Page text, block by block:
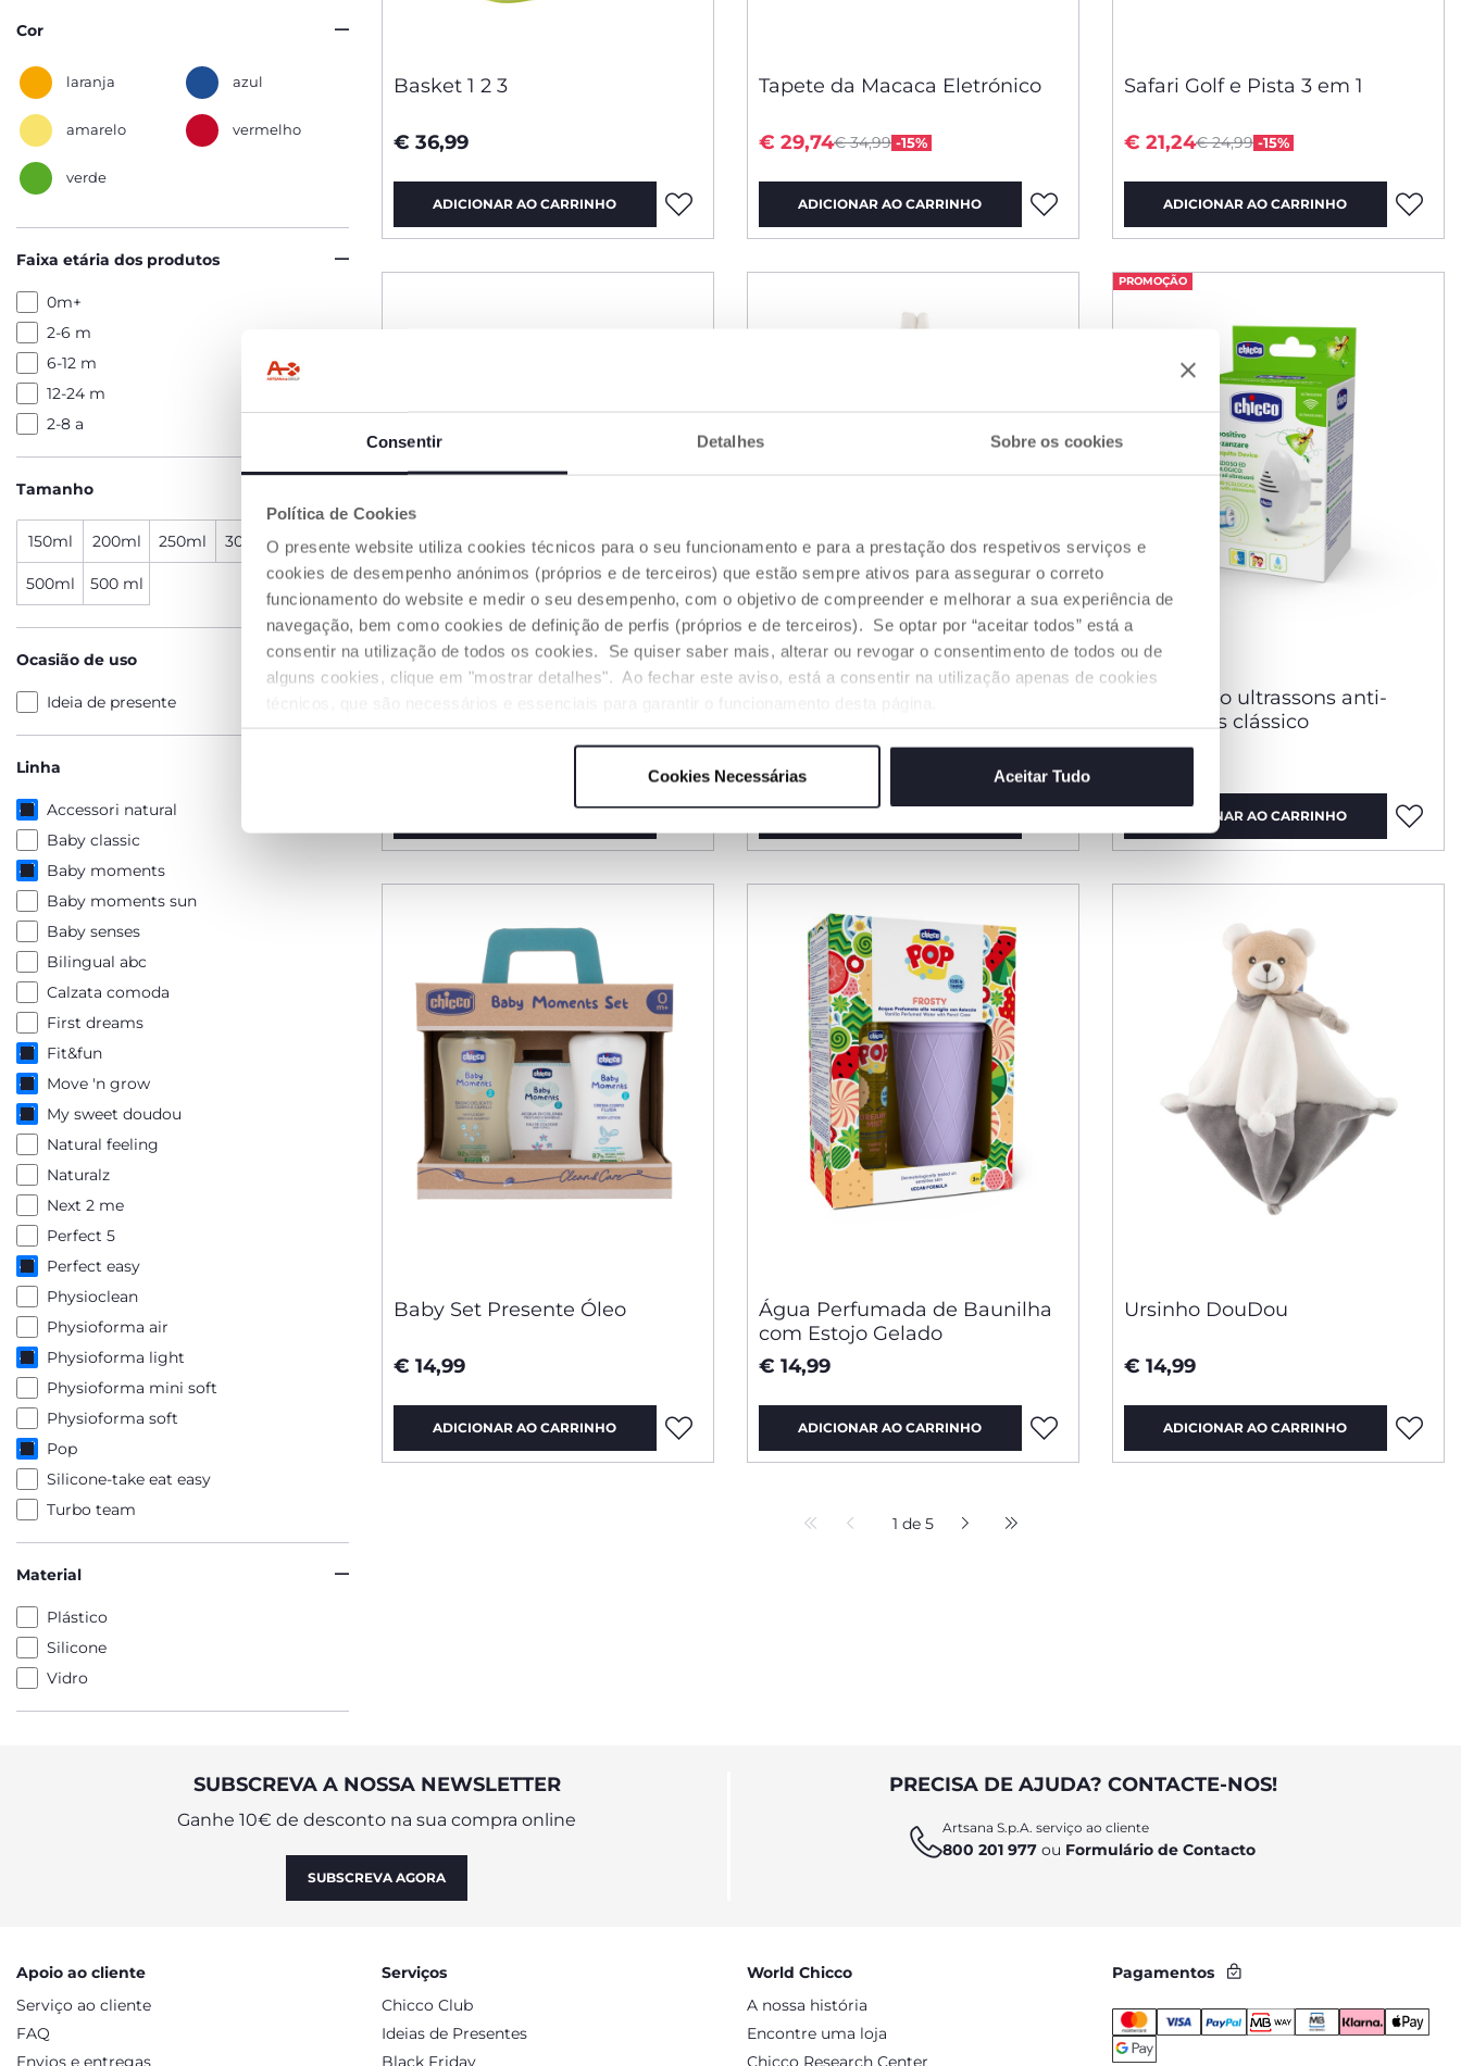
Consentir Detalhes Sobre os cookies
Política de Cookies
O presente website utiliza cookies técnicos para o seu funcionamento e para a prestação dos respetivos serviços e
cookies de desempenho anónimos (próprios e de terceiros) que estão sempre ativos para assegurar o correto
funcionamento do website e medir o seu desempenho, com o objetivo de compreender e melhorar a sua experiência de
navegação, bem como cookies de definição de perfis (próprios e de terceiros). Se optar por “aceitar todos” está a
consentir na utilização de todos os cookies. Se quiser saber mais, alterar ou revogar o consentimento de todos ou de
alguns cookies, clique em "mostrar detalhes". Ao fechar este aviso, está a consentir na utilização apenas de cookies
Cookies Necessárias Aceitar Tudo
Cor
laranja azul
amarelo vermelho
verde
Faixa etária dos produtos
0m+
2-6 m
6-12 m
12-24 m
2-8 a
Tamanho
150ml 200ml 250ml 300ml 3 pcs
500ml 500 ml
Ocasião de uso
Ideia de presente
Linha
Accessori natural
Baby classic
Baby moments
Baby moments sun
Baby senses
Bilingual abc
Calzata comoda
First dreams
Fit&fun
Move 'n grow
My sweet doudou
Natural feeling
Naturalz
Next 2 me
Perfect 5
Perfect easy
Physioclean
Physioforma air
Physioforma light
Physioforma mini soft
Physioforma soft
Pop
Silicone-take eat easy
Turbo team
Material
Plástico
Silicone
Vidro
Basket 1 2 3
€ 36,99
ADICIONAR AO CARRINHO
Tapete da Macaca Eletrónico
Price reduced from
€ 34,99 -15%
to
€ 29,74
ADICIONAR AO CARRINHO
Safari Golf e Pista 3 em 1
Price reduced from
€ 24,99 -15%
to
€ 21,24
ADICIONAR AO CARRINHO
€ 19,99
PROMOÇÃO
Dispositivo ultrassons anti-
mosquitos clássico
€ 16,99
ADICIONAR AO CARRINHO
Baby Set Presente Óleo
€ 14,99
ADICIONAR AO CARRINHO
Água Perfumada de Baunilha
com Estojo Gelado
€ 14,99
ADICIONAR AO CARRINHO
Ursinho DouDou
€ 14,99
ADICIONAR AO CARRINHO
1 de 5
SUBSCREVA A NOSSA NEWSLETTER
Ganhe 10€ de desconto na sua compra online
SUBSCREVA AGORA
PRECISA DE AJUDA? CONTACTE-NOS!
Artsana S.p.A. serviço ao cliente
800 201 977ou Formulário de Contacto
Apoio ao cliente
Serviço ao cliente
FAQ
Envios e entregas
Serviços
Chicco Club
Ideias de Presentes
Black Friday
World Chicco
A nossa história
Encontre uma loja
Chicco Research Center
Pagamentos